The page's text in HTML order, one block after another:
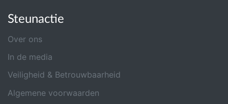
Steunactie
Over ons
In de media
Veiligheid & Betrouwbaarheid
Algemene voorwaarden